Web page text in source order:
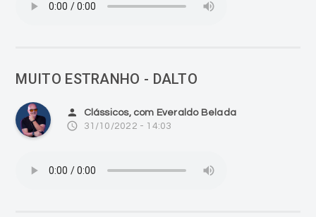
MUITO ESTRANHO - DALTO
person Clássicos, com Everaldo Belada
access_time 31/10/2022 - 14:03